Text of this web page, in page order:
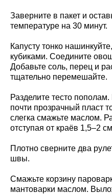
Заверните в пакет и
температуре на 30 минут.
Капусту тонко
кубиками. Соедините
Добавьте соль, перец и
тщательно перемешайте.
Разделите тесто
почти прозрачный пласт
слегка смажьте маслом.
отступая от краёв 1,5–2
Плотно сверните два
швы.
Смажьте корзину
мантоварки маслом.